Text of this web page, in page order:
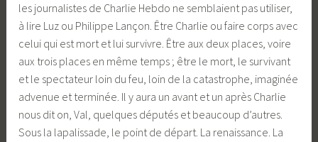
les journalistes de Charlie Hebdo ne semblaient pas utiliser,
à lire Luz ou Philippe Lançon. Être Charlie ou faire corps avec
celui qui est mort et lui survivre. Être aux deux places, voire
aux trois places en même temps ; être le mort, le survivant
et le spectateur loin du feu, loin de la catastrophe, imaginée
advenue et terminée. Il y aura un avant et un après Charlie
nous dit on, Val, quelques députés et beaucoup d’autres.
Sous la lapalissade, le point de départ. La renaissance. La